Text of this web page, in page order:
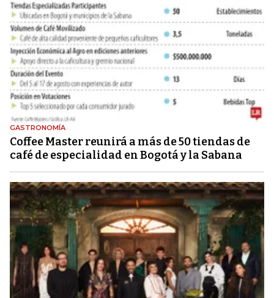
GASTRONOMÍA
Coffee Master reunirá a más de 50 tiendas de
café de especialidad en Bogotá y la Sabana